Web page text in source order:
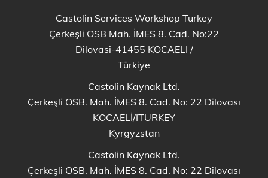
Castolin Services Workshop Turkey
Çerkeşli OSB Mah. İMES 8. Cad. No:22
Dilovasi-41455 KOCAELI /
Türkiye
Castolin Kaynak Ltd.
Çerkeşli OSB. Mah. İMES 8. Cad. No: 22 Dilovası
KOCAELİ/ITURKEY
Kyrgyzstan
Castolin Kaynak Ltd.
Çerkeşli OSB. Mah. İMES 8. Cad. No: 22 Dilovası